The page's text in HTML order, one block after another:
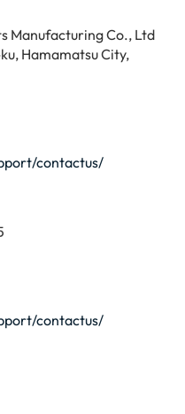
Manufacturing Co., Ltd
Hamamatsu City,
contactus/
contactus/